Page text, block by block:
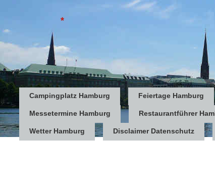
*
Campingplatz Hamburg Feiertage Hamburg
Messetermine Hamburg Restaurantführer
Wetter Hamburg Disclaimer Datenschutz